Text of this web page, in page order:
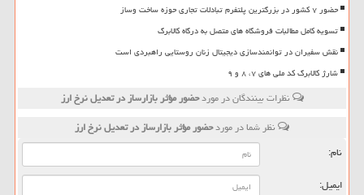
حضور ۷ کشور در بزرگترین پلتفرم تبادلات تجاری حوزه ساخت وساز
تسویه کامل مطالبات فروشگاه های متصل به درگاه کالابرگ
نقش سفیران در توانمندسازی دیجیتال زنان روستایی راهبردی است
شارژ کالابرگ کد ملی های ۷، ۸ و ۹
نظرات بینندگان در موردحضور مؤثر بازارساز در تعدیل نرخ ارز
نظر شما در موردحضور مؤثر بازارساز در تعدیل نرخ ارز
نام:
ایمیل: